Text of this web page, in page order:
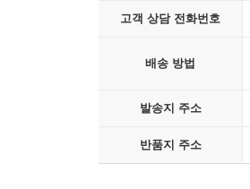
직감하고 조사에 나선다.
『일곱 번째 남자』
“확실했습니다.
- 권영주 (번역가)
고객 상담 전화번호
배송 방법
발송지 주소
반품지 주소